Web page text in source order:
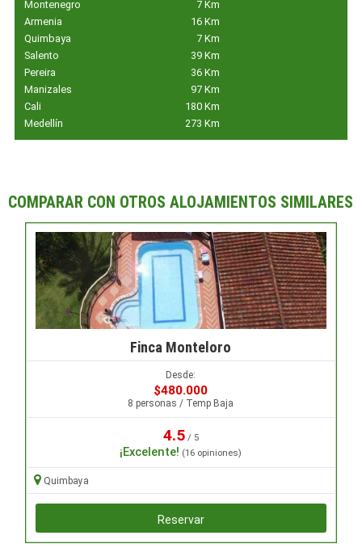
Montenegro
7 Km
Armenia
16 Km
Quimbaya
7 Km
Salento
39 Km
Pereira
36 Km
Manizales
97 Km
Cali
180 Km
Medellín
273 Km
COMPARAR CON OTROS ALOJAMIENTOS SIMILARES
Finca Monteloro
Desde:
$480.000
8 personas / Temp Baja
4.5/ 5
¡Excelente! (16 opiniones)
Quimbaya
Reservar